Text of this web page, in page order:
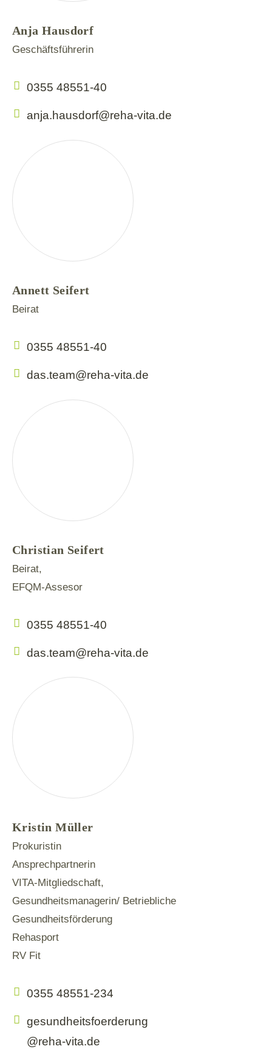
Anja Hausdorf
Geschäftsführerin
0355 48551-40
anja.hausdorf@reha-vita.de
Annett Seifert
Beirat
0355 48551-40
das.team@reha-vita.de
Christian Seifert
Beirat,
EFQM-Assesor
0355 48551-40
das.team@reha-vita.de
Kristin Müller
Prokuristin
Ansprechpartnerin
VITA-Mitgliedschaft,
Gesundheitsmanagerin/ Betriebliche
Gesundheitsförderung
Rehasport
RV Fit
0355 48551-234
gesundheitsfoerderung
@reha-vita.de